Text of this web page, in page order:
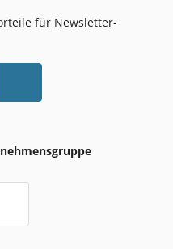
für Newsletter-